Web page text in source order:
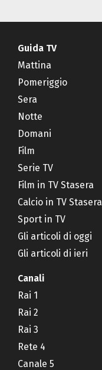
Guida TV
Mattina
Pomeriggio
Sera
Notte
Domani
Film
Serie TV
Film in TV Stasera
Calcio in TV Stasera
Sport in TV
Gli articoli di oggi
Gli articoli di ieri
Canali
Rai 1
Rai 2
Rai 3
Rete 4
Canale 5